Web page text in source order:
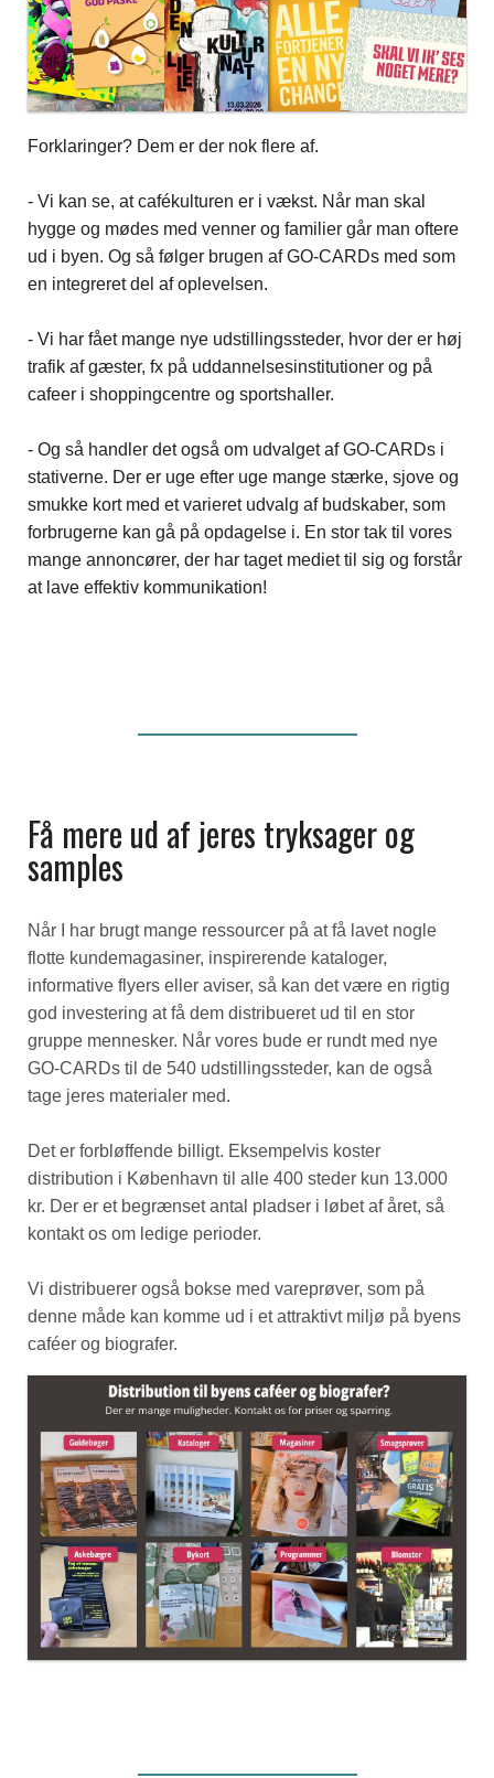
Forklaringer? Dem er der nok flere af.
- Vi kan se, at cafékulturen er i vækst. Når man skal
hygge og mødes med venner og familier går man oftere
ud i byen. Og så følger brugen af GO-CARDs med som
en integreret del af oplevelsen.
- Vi har fået mange nye udstillingssteder, hvor der er høj
trafik af gæster, fx på uddannelsesinstitutioner og på
cafeer i shoppingcentre og sportshaller.
- Og så handler det også om udvalget af GO-CARDs i
stativerne. Der er uge efter uge mange stærke, sjove og
smukke kort med et varieret udvalg af budskaber, som
forbrugerne kan gå på opdagelse i. En stor tak til vores
mange annoncører, der har taget mediet til sig og forstår
at lave effektiv kommunikation!
Få mere ud af jeres tryksager og
samples
Når I har brugt mange ressourcer på at få lavet nogle
flotte kundemagasiner, inspirerende kataloger,
informative flyers eller aviser, så kan det være en rigtig
god investering at få dem distribueret ud til en stor
gruppe mennesker. Når vores bude er rundt med nye
GO-CARDs til de 540 udstillingssteder, kan de også
tage jeres materialer med.
Det er forbløffende billigt. Eksempelvis koster
distribution i København til alle 400 steder kun 13.000
kr. Der er et begrænset antal pladser i løbet af året, så
kontakt os om ledige perioder.
Vi distribuerer også bokse med vareprøver, som på
denne måde kan komme ud i et attraktivt miljø på byens
caféer og biografer.